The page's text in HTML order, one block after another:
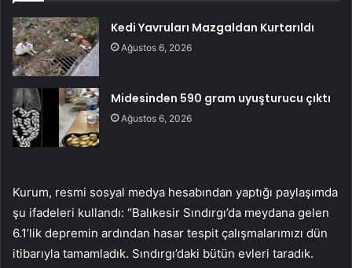
Kedi Yavruları Mazgaldan Kurtarıldı
Ağustos 6, 2026
Midesinden 590 gram uyuşturucu çıktı
Ağustos 6, 2026
Kurum, resmi sosyal medya hesabından yaptığı paylaşımda
şu ifadeleri kullandı: “Balıkesir Sındırgı’da meydana gelen
6.1’lik depremin ardından hasar tespit çalışmalarımızı dün
itibarıyla tamamladık. Sındırgı’daki bütün evleri taradık.